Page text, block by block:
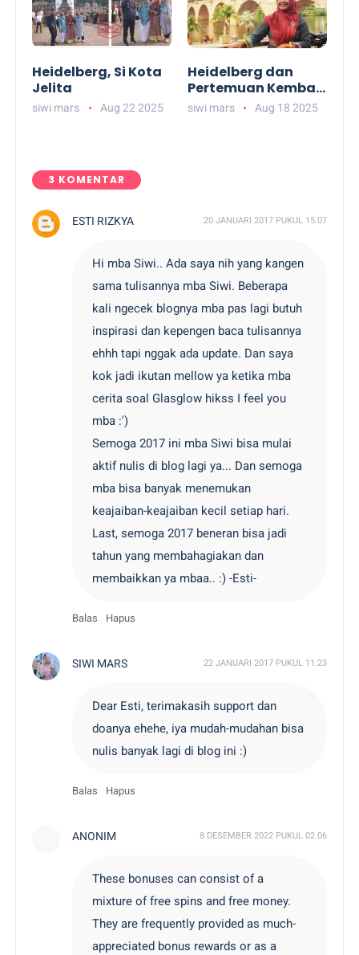
Heidelberg, Si Kota
Jelita
siwi mars Aug 22 2025
Heidelberg dan
Pertemuan Kembali
ke Dalam Diri
siwi mars Aug 18 2025
3 KOMENTAR
ESTI RIZKYA 20 JANUARI 2017 PUKUL 15.07
Hi mba Siwi.. Ada saya nih yang kangen
sama tulisannya mba Siwi. Beberapa
kali ngecek blognya mba pas lagi butuh
inspirasi dan kepengen baca tulisannya
ehhh tapi nggak ada update. Dan saya
kok jadi ikutan mellow ya ketika mba
cerita soal Glasglow hikss I feel you
mba :')
Semoga 2017 ini mba Siwi bisa mulai
aktif nulis di blog lagi ya... Dan semoga
mba bisa banyak menemukan
keajaiban-keajaiban kecil setiap hari.
Last, semoga 2017 beneran bisa jadi
tahun yang membahagiakan dan
membaikkan ya mbaa.. :) -Esti-
Balas Hapus
SIWI MARS 22 JANUARI 2017 PUKUL 11.23
Dear Esti, terimakasih support dan
doanya ehehe, iya mudah-mudahan bisa
nulis banyak lagi di blog ini :)
Balas Hapus
ANONIM 8 DESEMBER 2022 PUKUL 02.06
These bonuses can consist of a
mixture of free spins and free money.
They are frequently provided as much-
appreciated bonus rewards or as a